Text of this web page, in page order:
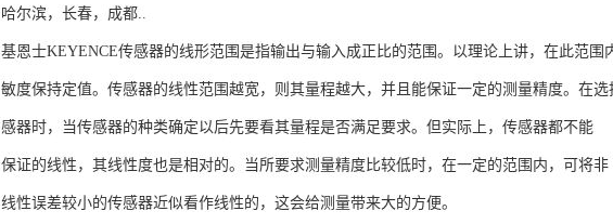
哈尔滨，长春，成都..
基恩士KEYENCE传感器的线形范围是指输出与输入成正比的范围。以理论上讲，在此范围
敏度保持定值。传感器的线性范围越宽，则其量程越大，并且能保证一定的测量精度。在选
感器时，当传感器的种类确定以后先要看其量程是否满足要求。但实际上，传感器都不能
保证的线性，其线性度也是相对的。当所要求测量精度比较低时，在一定的范围内，可将非
线性误差较小的传感器近似看作线性的，这会给测量带来大的方便。